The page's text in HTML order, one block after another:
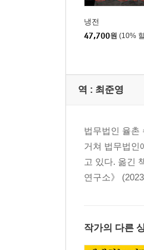
냉전
47,700원 (10%
역 : 최준영
법무법인 율촌
거쳐 법무법인
고 있다. 옮긴
연구소》
작가의 다른